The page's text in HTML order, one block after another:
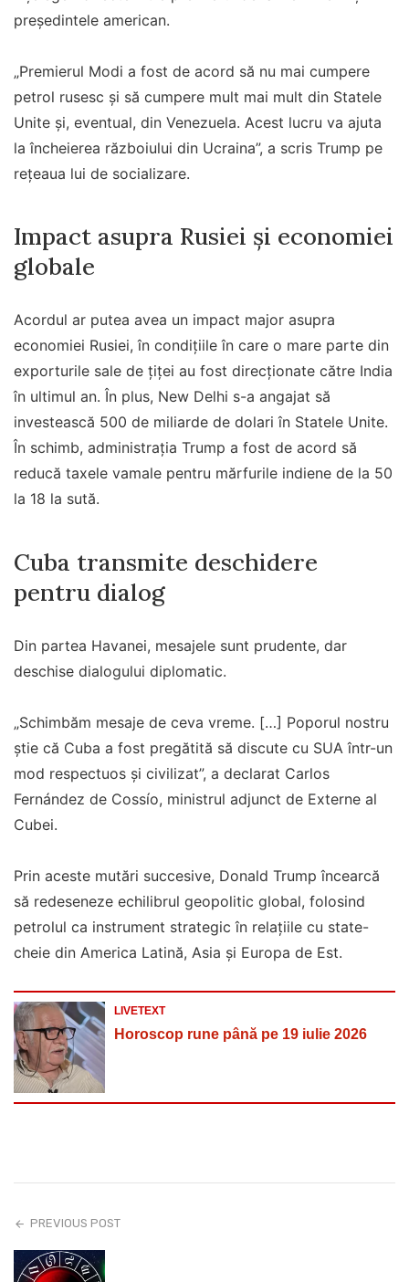
președintele american.
„Premierul Modi a fost de acord să nu mai cumpere
petrol rusesc și să cumpere mult mai mult din Statele
Unite și, eventual, din Venezuela. Acest lucru va ajuta
la încheierea războiului din Ucraina”, a scris Trump pe
reţeaua lui de socializare.
Impact asupra Rusiei și economiei
globale
Acordul ar putea avea un impact major asupra
economiei Rusiei, în condițiile în care o mare parte din
exporturile sale de țiței au fost direcționate către India
în ultimul an. În plus, New Delhi s-a angajat să
investească 500 de miliarde de dolari în Statele Unite.
În schimb, administrația Trump a fost de acord să
reducă taxele vamale pentru mărfurile indiene de la 50
la 18 la sută.
Cuba transmite deschidere
pentru dialog
Din partea Havanei, mesajele sunt prudente, dar
deschise dialogului diplomatic.
„Schimbăm mesaje de ceva vreme. […] Poporul nostru
știe că Cuba a fost pregătită să discute cu SUA într-un
mod respectuos și civilizat”, a declarat Carlos
Fernández de Cossío, ministrul adjunct de Externe al
Cubei.
Prin aceste mutări succesive, Donald Trump încearcă
să redeseneze echilibrul geopolitic global, folosind
petrolul ca instrument strategic în relațiile cu state-
cheie din America Latină, Asia și Europa de Est.
LIVETEXT
Horoscop rune până pe 19 iulie 2026
PREVIOUS POST